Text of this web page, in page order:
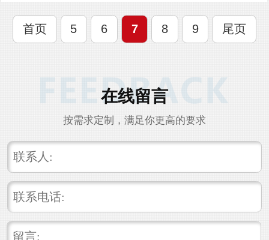
是在处理过程中会遇到很多问题，
其中污水泡沫问题是最常见的也是
首页 5 6 7 8 9 尾页
在线留言
按需求定制，满足你更高的要求